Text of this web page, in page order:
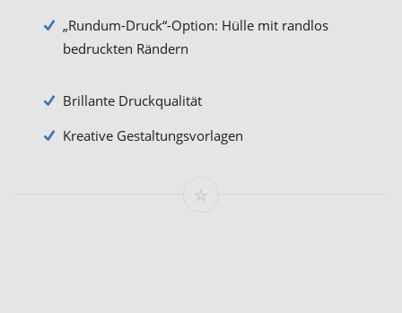
„Rundum-Druck“-Option: Hülle mit randlos
bedruckten Rändern
Brillante Druckqualität
Kreative Gestaltungsvorlagen